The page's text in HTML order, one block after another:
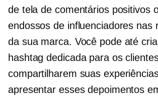
de tela de comentários positivos
endossos de influenciadores nas
da sua marca. Você pode até
hashtag dedicada para os
compartilharem suas
apresentar esses depoimentos